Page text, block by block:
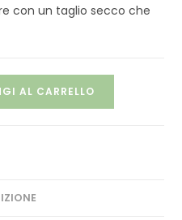
con un taglio secco che
AL CARRELLO